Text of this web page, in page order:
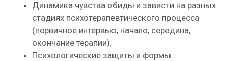
Динамика чувства обиды и зависти на разных
стадиях психотерапевтического процесса
(первичное интервью, начало, середина,
окончание терапии).
Психологические защиты и формы